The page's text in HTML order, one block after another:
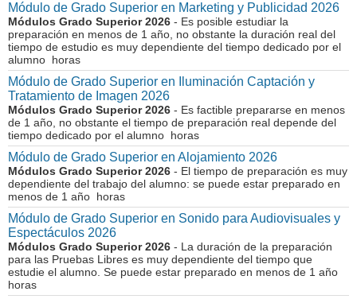
Módulo de Grado Superior en Marketing y Publicidad 2026
Módulos Grado Superior 2026 - Es posible estudiar la
preparación en menos de 1 año, no obstante la duración real del
tiempo de estudio es muy dependiente del tiempo dedicado por el
alumno horas
Módulo de Grado Superior en Iluminación Captación y
Tratamiento de Imagen 2026
Módulos Grado Superior 2026 - Es factible prepararse en menos
de 1 año, no obstante el tiempo de preparación real depende del
tiempo dedicado por el alumno horas
Módulo de Grado Superior en Alojamiento 2026
Módulos Grado Superior 2026 - El tiempo de preparación es muy
dependiente del trabajo del alumno: se puede estar preparado en
menos de 1 año horas
Módulo de Grado Superior en Sonido para Audiovisuales y
Espectáculos 2026
Módulos Grado Superior 2026 - La duración de la preparación
para las Pruebas Libres es muy dependiente del tiempo que
estudie el alumno. Se puede estar preparado en menos de 1 año
horas